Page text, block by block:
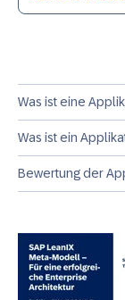
Was ist eine
Was ist ein
Bewertung der